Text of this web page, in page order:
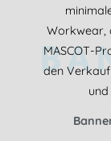
Workwear,
MASCOT-
den